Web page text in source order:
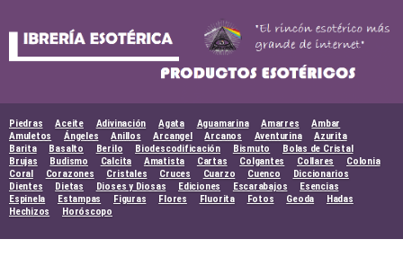
Piedras Aceite Adivinación Agata Aguamarina Amarres
Ambar
Amuletos
Ángeles Anillos Arcangel Arcanos Aventurina
Azurita
Barita
Basalto Berilo Biodescodificación Bismuto
Bolas de Cristal
Brujas
Budismo Calcita Amatista Cartas Colgantes Collares
Colonia
Coral
Corazones Cristales Cruces Cuarzo Cuenco
Diccionarios
Dientes
Dietas Dioses y Diosas Ediciones Escarabajos
Esencias
Espinela
Estampas Figuras Flores Fluorita Fotos Geoda
Hadas
Hechizos
Horóscopo